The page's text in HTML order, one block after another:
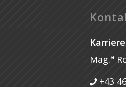
Mag.a
+43